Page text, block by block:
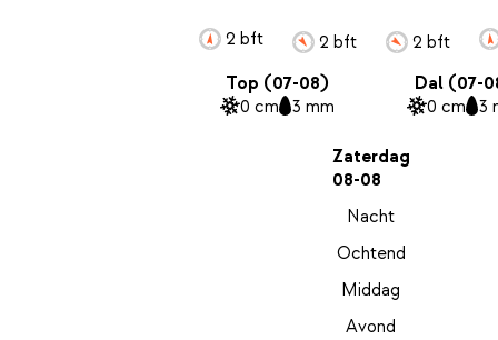
2 bft 2 bft 2 bft
Top (07-08)
0 cm 3 mm
Dal (07-
0 cm 3
Zaterdag
08-08
Nacht
Ochtend
Middag
Avond